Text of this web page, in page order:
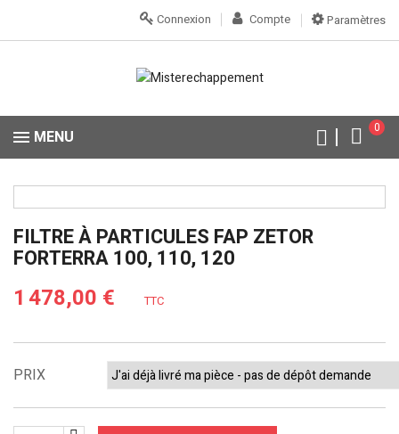
Paramètres
Compte
Connexion
0
MENU
FILTRE À PARTICULES FAP ZETOR
FORTERRA 100, 110, 120
1 478,00 € TTC
PRIX